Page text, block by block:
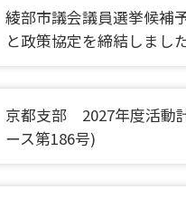
綾部市議会議員選挙候
と政策協定を締結しまし
京都支部 2027年度活動
ース第186号)